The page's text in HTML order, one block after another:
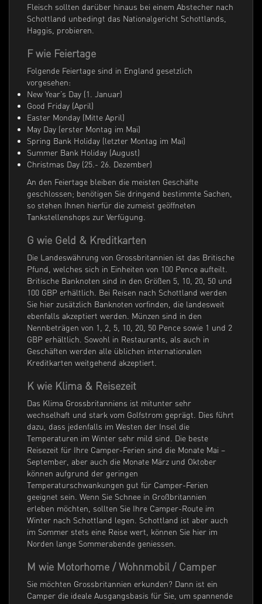
Fleisch sollten darüber hinaus bei einem Abstecher nach
Schottland unbedingt das Nationalgericht Schottlands,
Haggis, probieren.
F wie Feiertage
Folgende Feiertage sind in England gesetzlich
vorgesehen:
New Year’s Day (1. Januar)
Good Friday (April)
Easter Monday (Mitte April)
May Day (erster Montag im Mai)
Spring Bank Holiday (letzter Montag im Mai)
Summer Bank Holiday (August)
Christmas Day (25.- 26. Dezember)
An den Feiertage bleiben die meisten Geschäfte
geschlossen; benötigen Sie dringend bestimmte Sachen,
so stehen Ihnen hierfür die zumeist geöffneten
Tankstellenshops zur Verfügung.
G wie Geld & Kreditkarten
Die Landeswährung von Grossbritannien ist das Britische
Pfund, welches sich in Einheiten von 100 Pence aufteilt.
Britische Banknoten sind in den Größen 5, 10, 20, 50 und
100 GBP erhältlich. Bei Reisen nach Schottland werden
Sie hier zusätzlich Banknoten vorfinden, die landesweit
ebenfalls akzeptiert werden. Münzen sind in den
Nennbeträgen von 1, 2, 5, 10, 20, 50 Pence sowie 1 und 2
GBP erhältlich. Sowohl in Restaurants, als auch in
Geschäften werden alle üblichen internationalen
Kreditkarten weitgehend akzeptiert.
K wie Klima & Reisezeit
Das Klima Grossbritanniens ist mitunter sehr
wechselhaft und stark vom Golfstrom geprägt. Dies führt
dazu, dass jedenfalls im Westen der Insel die
Temperaturen im Winter sehr mild sind. Die beste
Reisezeit für Ihre Camper-Ferien sind die Monate Mai –
September, aber auch die Monate März und Oktober
können aufgrund der geringen
Temperaturschwankungen gut für Camper-Ferien
geeignet sein. Wenn Sie Schnee in Großbritannien
erleben möchten, sollten Sie Ihre Camper-Route im
Winter nach Schottland legen. Schottland ist aber auch
im Sommer stets eine Reise wert, können Sie hier im
Norden lange Sommerabende geniessen.
M wie Motorhome / Wohnmobil / Camper
Sie möchten Grossbritannien erkunden? Dann ist ein
Camper die ideale Ausgangsbasis für Sie, um spannende